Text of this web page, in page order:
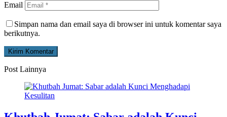
Email
Simpan nama dan email saya di browser ini untuk komentar saya
berikutnya.
Post Lainnya